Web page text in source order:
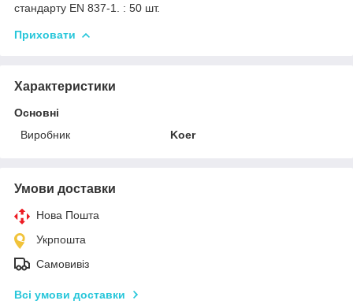
стандарту EN 837-1. : 50 шт.
Приховати
Характеристики
Основні
Виробник
Koer
Умови доставки
Нова Пошта
Укрпошта
Самовивіз
Всі умови доставки